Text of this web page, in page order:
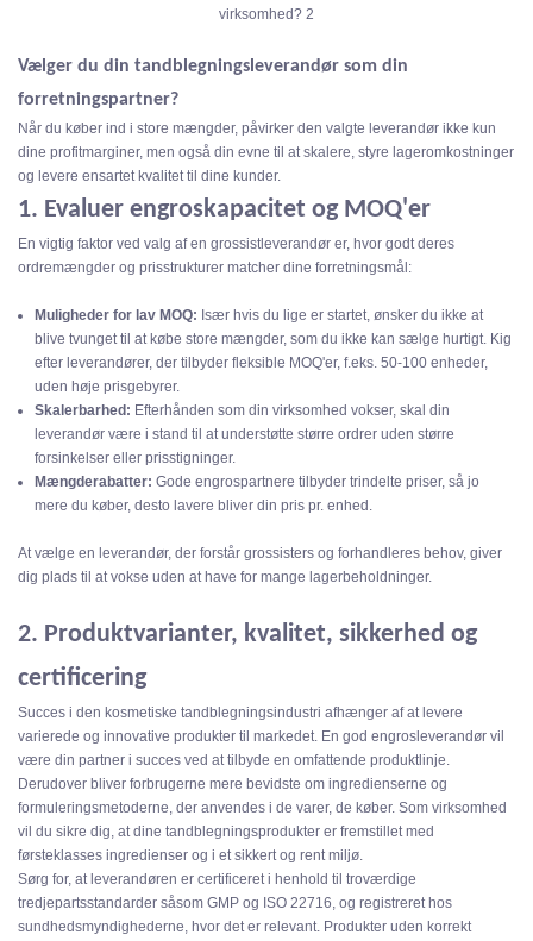
Vælger du din tandblegningsleverandør som din
forretningspartner?
Når du køber ind i store mængder, påvirker den valgte leverandør ikke kun
dine profitmarginer, men også din evne til at skalere, styre lageromkostninger
og levere ensartet kvalitet til dine kunder.
1. Evaluer engroskapacitet og MOQ'er
En vigtig faktor ved valg af en grossistleverandør er, hvor godt deres
ordremængder og prisstrukturer matcher dine forretningsmål:
Muligheder for lav MOQ: Især hvis du lige er startet, ønsker du ikke at
blive tvunget til at købe store mængder, som du ikke kan sælge hurtigt. Kig
efter leverandører, der tilbyder fleksible MOQ'er, f.eks. 50-100 enheder,
uden høje prisgebyrer.
Skalerbarhed: Efterhånden som din virksomhed vokser, skal din
leverandør være i stand til at understøtte større ordrer uden større
forsinkelser eller prisstigninger.
Mængderabatter: Gode engrospartnere tilbyder trindelte priser, så jo
mere du køber, desto lavere bliver din pris pr. enhed.
At vælge en leverandør, der forstår grossisters og forhandleres behov, giver
dig plads til at vokse uden at have for mange lagerbeholdninger.
2. Produktvarianter, kvalitet, sikkerhed og
certificering
Succes i den kosmetiske tandblegningsindustri afhænger af at levere
varierede og innovative produkter til markedet. En god engrosleverandør vil
være din partner i succes ved at tilbyde en omfattende produktlinje.
Derudover bliver forbrugerne mere bevidste om ingredienserne og
formuleringsmetoderne, der anvendes i de varer, de køber. Som virksomhed
vil du sikre dig, at dine tandblegningsprodukter er fremstillet med
førsteklasses ingredienser og i et sikkert og rent miljø.
Sørg for, at leverandøren er certificeret i henhold til troværdige
tredjepartsstandarder såsom GMP og ISO 22716, og registreret hos
sundhedsmyndighederne, hvor det er relevant. Produkter uden korrekt